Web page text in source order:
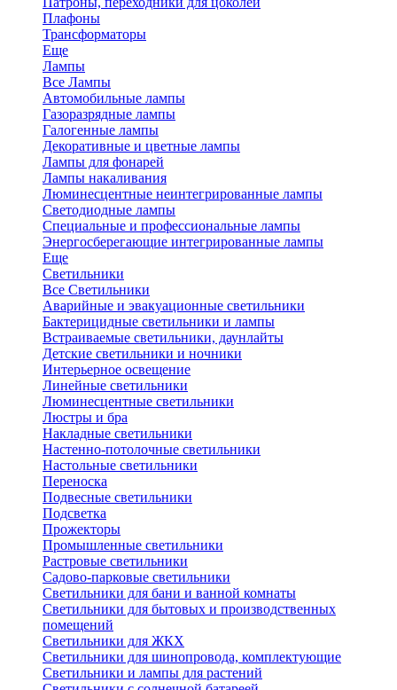
Плафоны
Трансформаторы
Еще
Лампы
Все Лампы
Автомобильные лампы
Газоразрядные лампы
Галогенные лампы
Декоративные и цветные лампы
Лампы для фонарей
Лампы накаливания
Люминесцентные неинтегрированные лампы
Светодиодные лампы
Специальные и профессиональные лампы
Энергосберегающие интегрированные лампы
Еще
Светильники
Все Светильники
Аварийные и эвакуационные светильники
Бактерицидные светильники и лампы
Встраиваемые светильники, даунлайты
Детские светильники и ночники
Интерьерное освещение
Линейные светильники
Люминесцентные светильники
Люстры и бра
Накладные светильники
Настенно-потолочные светильники
Настольные светильники
Переноска
Подвесные светильники
Подсветка
Прожекторы
Промышленные светильники
Растровые светильники
Садово-парковые светильники
Светильники для бани и ванной комнаты
Светильники для бытовых и производственных
помещений
Светильники для ЖКХ
Светильники для шинопровода, комплектующие
Светильники и лампы для растений